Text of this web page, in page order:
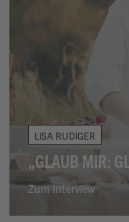
LISA RUDIGER
„GLAUB MIR:
Zum Interview